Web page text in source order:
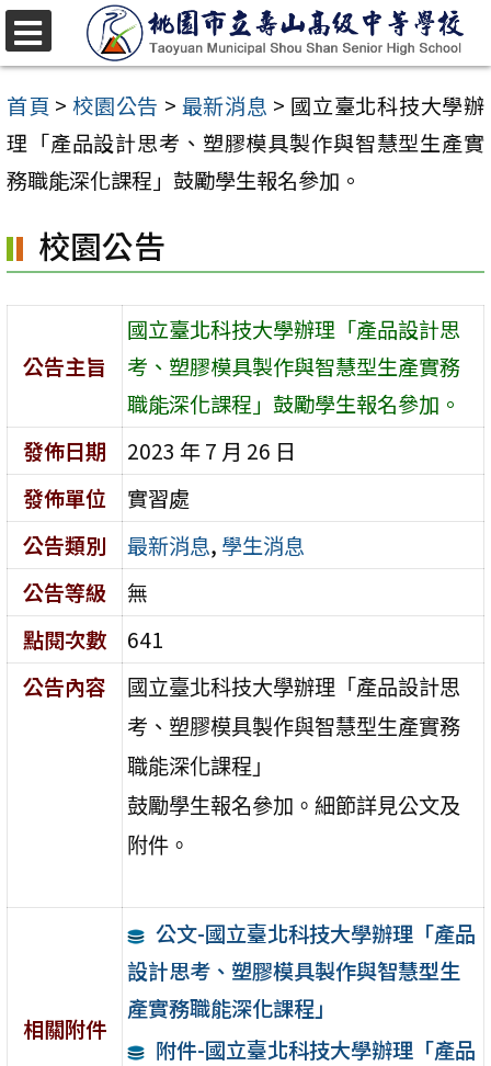
跳
至
主
要
內
區
首頁 > 校園公告 > 最新消息 > 國立臺北科技大學辦
理「產品設計思考、塑膠模具製作與智慧型生產實
務職能深化課程」鼓勵學生報名參加。
校園公告
公告主旨
國立臺北科技大學辦理「產品設計思
考、塑膠模具製作與智慧型生產實務
職能深化課程」鼓勵學生報名參加。
發佈日期
2023 年 7 月 26 日
發佈單位
實習處
公告類別
最新消息, 學生消息
公告等級
無
點閱次數
641
公告內容
國立臺北科技大學辦理「產品設計思
考、塑膠模具製作與智慧型生產實務
職能深化課程」
鼓勵學生報名參加。細節詳見公文及
附件。
相關附件
公文-國立臺北科技大學辦理「產品
設計思考、塑膠模具製作與智慧型生
產實務職能深化課程」
附件-國立臺北科技大學辦理「產品
選
單